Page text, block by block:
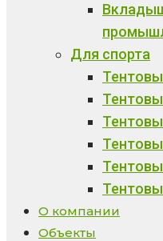
Для спорта
О компании
Объекты